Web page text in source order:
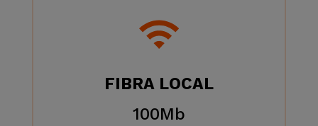
FIBRA LOCAL
100Mb